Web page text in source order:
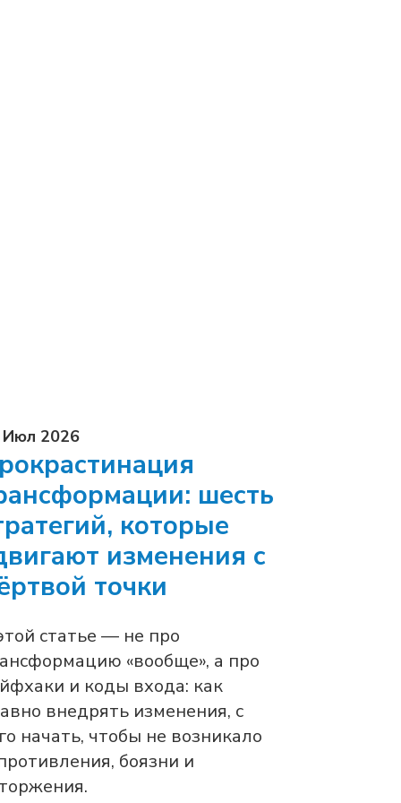
Июл 2026
шесть
которые
изменения с
точки
статье — не про
«вообще», а про
и коды входа: как
внедрять изменения, с
начать, чтобы не возникало
боязни и